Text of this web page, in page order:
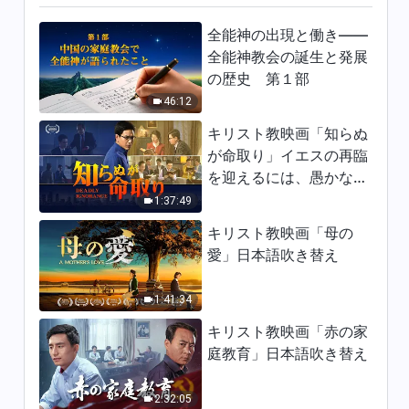
5:24
に神は異邦人の間でより偉大で
新しい働きをなした」歌詞付き
4:22
キリスト教の歌「神の御心を行
うために生きることは最も意義
あること」歌詞付き
4:14
キリスト教賛美歌「終わりの日
に神は言葉で人を裁き清める」
歌詞付き
4:27
キリスト教賛美歌「人間への神
の憐れみは止んだことはない」
歌詞付き
5:16
キリスト教の歌「信仰は鍛錬に
よって生まれる」歌詞付き
46:12
全能神の出現と働き——
全能神教会の誕生と発展
の歴史 第１部
1:37:49
キリスト教映画「知らぬ
が命取り」イエスの再臨
を迎えるには、愚かな乙
1:41:34
キリスト教映画「母の
愛」日本語吹き替え
2:32:05
キリスト教映画「赤の家
庭教育」日本語吹き替え